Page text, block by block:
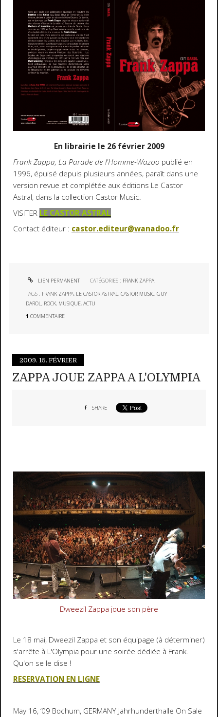
En librairie le 26 février 2009
Frank Zappa, La Parade de l'Homme-Wazoo publié en
1996, épuisé depuis plusieurs années, paraît dans une
version revue et complétée aux éditions Le Castor
Astral, dans la collection Castor Music.
VISITER LE CASTOR ASTRAL
Contact éditeur : castor.editeur@wanadoo.fr
LIEN PERMANENT CATÉGORIES : FRANK ZAPPA
TAGS : FRANK ZAPPA, LE CASTOR ASTRAL ,CASTOR MUSIC,GUY
DAROL , ROCK, MUSIQUE,ACTU
1 COMMENTAIRE
2009. 15. FÉVRIER
ZAPPA JOUE ZAPPA A L'OLYMPIA
SHARE
Dweezil Zappa joue son père
Le 18 mai, Dweezil Zappa et son équipage (à déterminer)
s'arrête à L'Olympia pour une soirée dédiée à Frank.
Qu'on se le dise !
RESERVATION EN LIGNE
May 16, ’09 Bochum, GERMANY Jahrhunderthalle On Sale